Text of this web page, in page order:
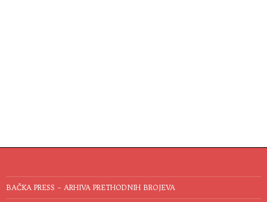
BAČKA PRESS – ARHIVA PRETHODNIH BROJEVA